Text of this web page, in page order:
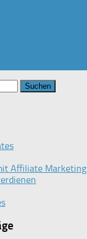
Affiliate Marketing